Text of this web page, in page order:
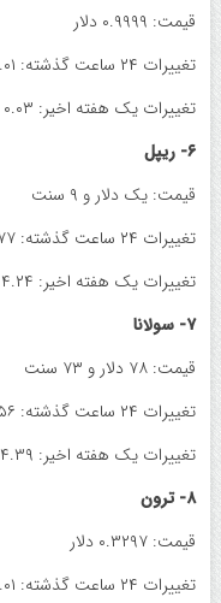
قیمت: ۰.۹۹۹۹ دلار
تغییرات ۲۴ ساعت گذشته: ۰.۰۱ درصد افزایش
تغییرات یک هفته اخیر: ۰.۰۳ درصد افزایش
۶- ریپل
قیمت: یک دلار و ۹ سنت
تغییرات ۲۴ ساعت گذشته: ۲.۷۷ درصد کاهش
تغییرات یک هفته اخیر: ۴.۲۴ درصد افزایش
۷- سولانا
قیمت: ۷۸ دلار و ۷۳ سنت
تغییرات ۲۴ ساعت گذشته: ۲.۵۶ درصد کاهش
تغییرات یک هفته اخیر: ۴.۳۹ درصد افزایش
۸- ترون
قیمت: ۰.۳۲۹۷ دلار
تغییرات ۲۴ ساعت گذشته: ۰.۰۱ درصد افزایش